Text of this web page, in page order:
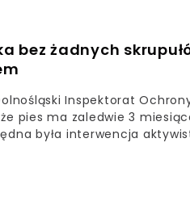
bez żadnych
Inspektorat
pies ma zaledwie 3
była interwencja